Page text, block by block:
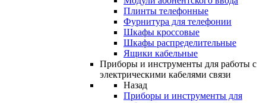
Плинты телефонные
Фурнитура для телефонии
Шкафы кроссовые
Шкафы распределительные
Ящики кабельные
Приборы и инструменты для работы с
электрическими кабелями связи
Назад
Приборы и инструменты для